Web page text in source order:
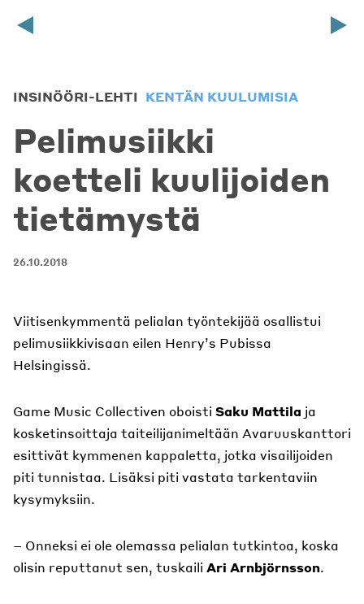
INSINÖÖRI-LEHTI KENTÄN KUULUMISIA
Pelimusiikki
koetteli kuulijoiden
tietämystä
26.10.2018
Viitisenkymmentä pelialan työntekijää osallistui
pelimusiikkivisaan eilen Henry’s Pubissa
Helsingissä.
Game Music Collectiven oboisti Saku Mattila ja
kosketinsoittaja taiteilijanimeltään Avaruuskanttori
esittivät kymmenen kappaletta, jotka visailijoiden
piti tunnistaa. Lisäksi piti vastata tarkentaviin
kysymyksiin.
– Onneksi ei ole olemassa pelialan tutkintoa, koska
olisin reputtanut sen, tuskaili Ari Arnbjörnsson.